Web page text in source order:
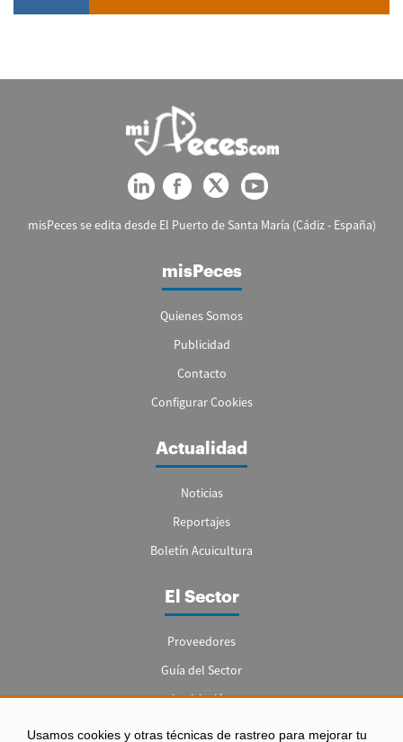
Usamos cookies y otras técnicas de rastreo para mejorar tu
misPeces se edita desde El Puerto de Santa María (Cádiz - España)
misPeces
Quienes Somos
Publicidad
Contacto
Configurar Cookies
Actualidad
Noticias
Reportajes
Boletín Acuicultura
El Sector
Proveedores
Guía del Sector
Legislación
Empleo